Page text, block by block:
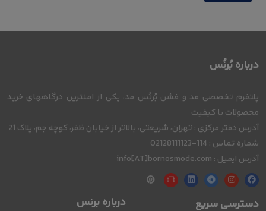
درباره بُرنُس
پلتفرم تخصصی مد و فشن بُرنُس مد، یکی از امنترین درگاههای خرید
محصولات با کیفیت
آدرس دفتر مرکزی : تهران، شریعتی، بالاتر از خیابان ظفر، کوچه جم، پلاک 21
شماره تماس : 114-02128111123
آدرس ایمیل : info[AT]bornosmode.com
دسترسی سریع درباره برنس